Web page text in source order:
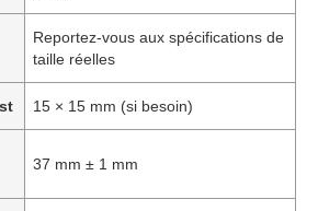
Reportez-vous aux spécifications de
taille réelles
15 × 15 mm (si besoin)
37 mm ± 1 mm